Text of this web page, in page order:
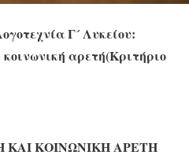
Γ´ Λυκείου:
αρετή(Κριτήριο
ΚΑΙ ΚΟΙΝΩΝΙΚΗ ΑΡΕΤΗ